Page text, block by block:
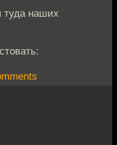
туда наших